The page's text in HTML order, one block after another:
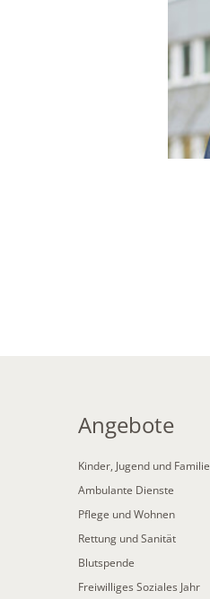
Angebote
Kinder, Jugend und Familie
Ambulante Dienste
Pflege und Wohnen
Rettung und Sanität
Blutspende
Freiwilliges Soziales Jahr